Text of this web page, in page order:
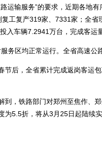
输服务”的要求，近期各地有
工复产319家、7331家；全省
入车辆7.2941万台，完成客运
区均正常运行。全省高速公
后，全省累计完成返岗客运
，铁路部门对郑州至焦作、
5.5折，将从3月25日起陆续